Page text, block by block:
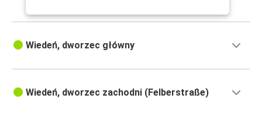
Wiedeń, dworzec główny
Wiedeń, dworzec zachodni (Felberstraße)